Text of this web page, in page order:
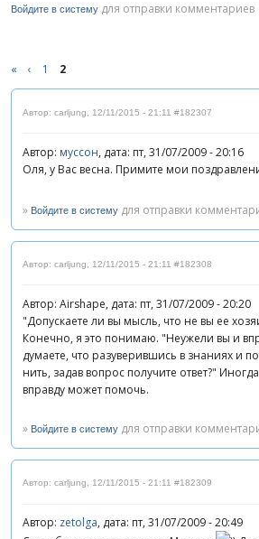
Войдите в систему для отправки комментариев
« ‹ 1 2
Автор: carljung 12/11/2015 - 21:11 #182307
Автор: муссон, дата: пт, 31/07/2009 - 20:16
Оля, у Вас весна. Примите мои
» Войдите в систему для отправки
Автор: carljung 12/11/2015 - 21:11 #182308
Автор: Airshape, дата: пт, 31/07/2009 - 20:20
"Допускаете ли вы мысль, что не вы ее
Конечно, я это понимаю. "Неужели вы и
думаете, что разуверившись в знаниях и
нить, задав вопрос получите ответ?"
вправду может помочь.
» Войдите в систему для отправки
Автор: carljung, 12/11/2015 - 21:11 #182309
Автор: zetolga, дата: пт, 31/07/2009 - 20:49